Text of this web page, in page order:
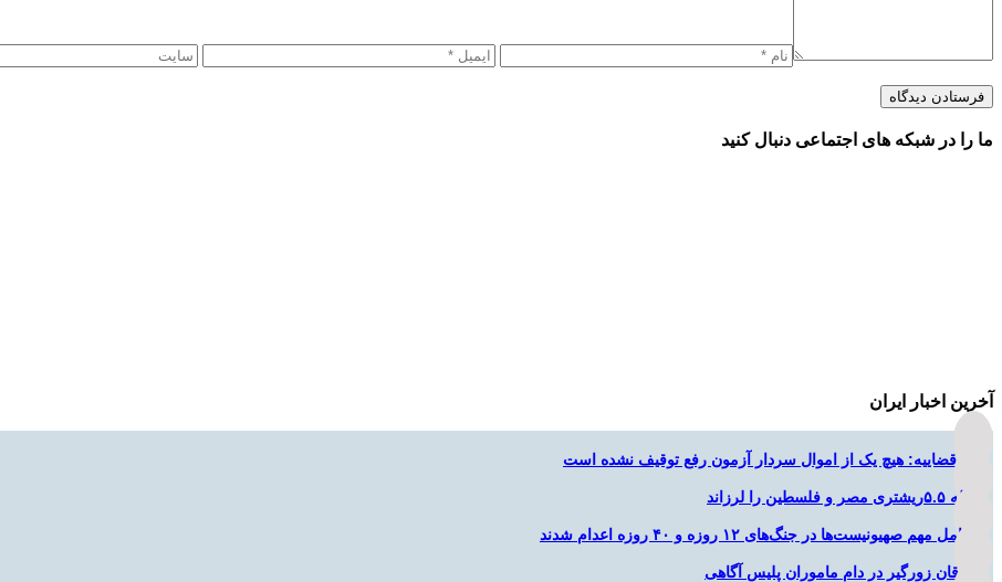
ما را در شبکه های اجتماعی دنبال کنید
آخرین اخبار ایران
قوه قضاییه: هیچ یک از اموال سردار آزمون رفع توقیف نشده است
زلزله ۵.۵ریشتری مصر و فلسطین را لرزاند
سارقان زورگیر در دام ماموران پلیس آگاهی